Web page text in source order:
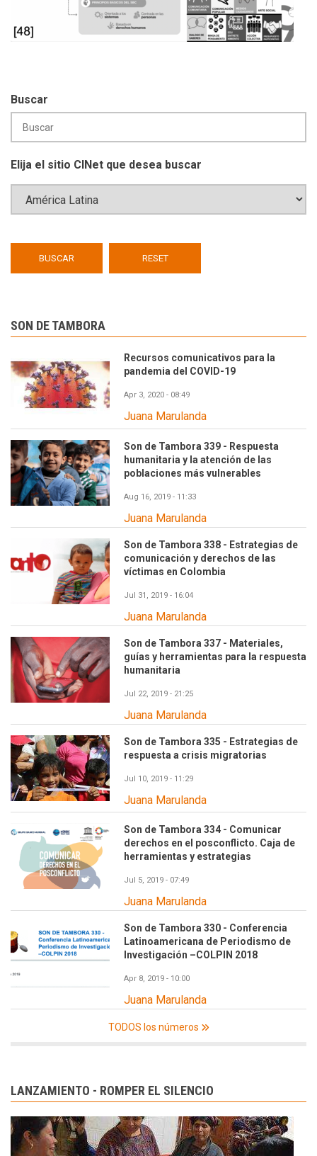
Buscar
Elija el sitio CINet que desea buscar
SON DE TAMBORA
Recursos comunicativos para la
pandemia del COVID-19
Apr 3, 2020 - 08:49
Juana Marulanda
Son de Tambora 339 - Respuesta
humanitaria y la atención de las
poblaciones más vulnerables
Aug 16, 2019 - 11:33
Juana Marulanda
Son de Tambora 338 - Estrategias de
comunicación y derechos de las
víctimas en Colombia
Jul 31, 2019 - 16:04
Juana Marulanda
Son de Tambora 337 - Materiales,
guías y herramientas para la respuesta
humanitaria
Jul 22, 2019 - 21:25
Juana Marulanda
Son de Tambora 335 - Estrategias de
respuesta a crisis migratorias
Jul 10, 2019 - 11:29
Juana Marulanda
Son de Tambora 334 - Comunicar
derechos en el posconflicto. Caja de
herramientas y estrategias
Jul 5, 2019 - 07:49
Juana Marulanda
Son de Tambora 330 - Conferencia
Latinoamericana de Periodismo de
Investigación –COLPIN 2018
Apr 8, 2019 - 10:00
Juana Marulanda
TODOS los números
LANZAMIENTO - ROMPER EL SILENCIO